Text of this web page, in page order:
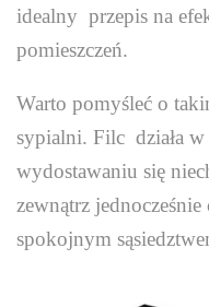
idealny przepis na
pomieszczeń.
Warto pomyśleć o
sypialni. Filc działa w
wydostawaniu się
zewnątrz
spokojnym